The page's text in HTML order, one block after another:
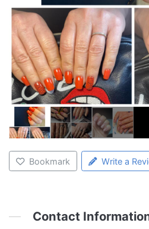
Bookmark Write a
Contact